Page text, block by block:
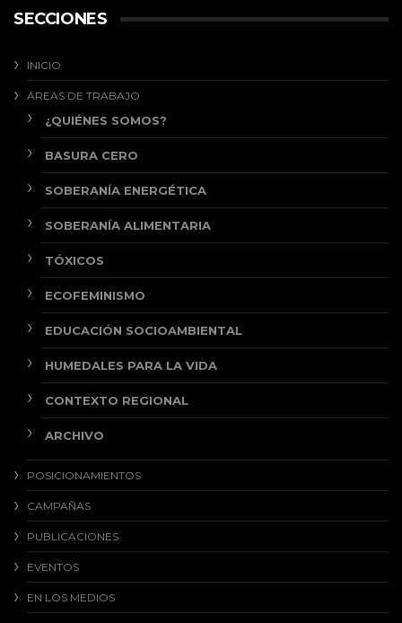
SECCIONES
INICIO
ÁREAS DE TRABAJO
¿QUIÉNES SOMOS?
BASURA CERO
SOBERANÍA ENERGÉTICA
SOBERANÍA ALIMENTARIA
TÓXICOS
ECOFEMINISMO
EDUCACIÓN SOCIOAMBIENTAL
HUMEDALES PARA LA VIDA
CONTEXTO REGIONAL
ARCHIVO
POSICIONAMIENTOS
CAMPAÑAS
PUBLICACIONES
EVENTOS
EN LOS MEDIOS